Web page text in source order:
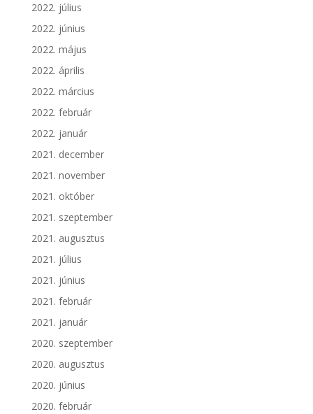
2022. július
2022. június
2022. május
2022. április
2022. március
2022. február
2022. január
2021. december
2021. november
2021. október
2021. szeptember
2021. augusztus
2021. július
2021. június
2021. február
2021. január
2020. szeptember
2020. augusztus
2020. június
2020. február